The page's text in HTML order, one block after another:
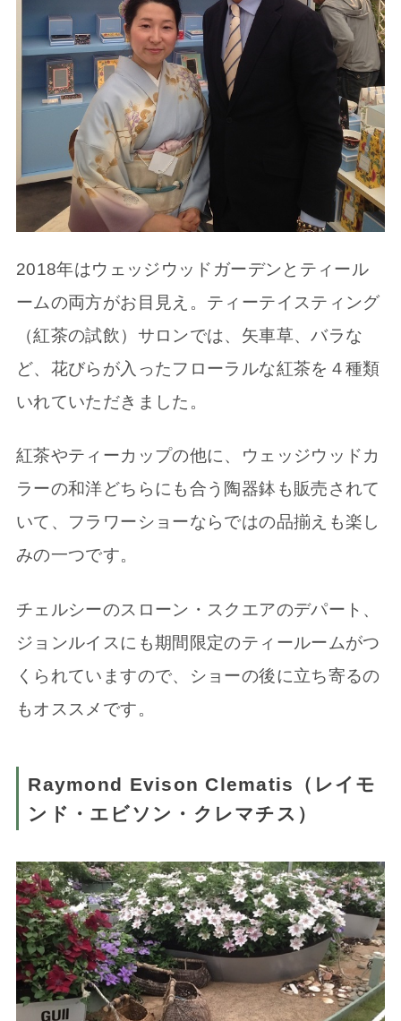
2018年はウェッジウッドガーデンとティール
ームの両方がお目見え。ティーテイスティング
（紅茶の試飲）サロンでは、矢車草、バラな
ど、花びらが入ったフローラルな紅茶を４種類
いれていただきました。
紅茶やティーカップの他に、ウェッジウッドカ
ラーの和洋どちらにも合う陶器鉢も販売されて
いて、フラワーショーならではの品揃えも楽し
みの一つです。
チェルシーのスローン・スクエアのデパート、
ジョンルイスにも期間限定のティールームがつ
くられていますので、ショーの後に立ち寄るの
もオススメです。
Raymond Evison Clematis（レイモ
ンド・エビソン・クレマチス）